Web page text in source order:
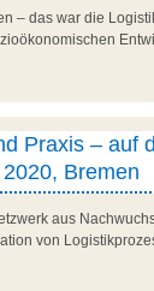
– das war die
Praxis – auf
Bremen
aus
von